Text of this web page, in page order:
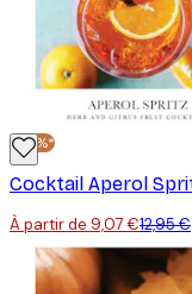
-30%*
À partir de 9,07 €12,95 €